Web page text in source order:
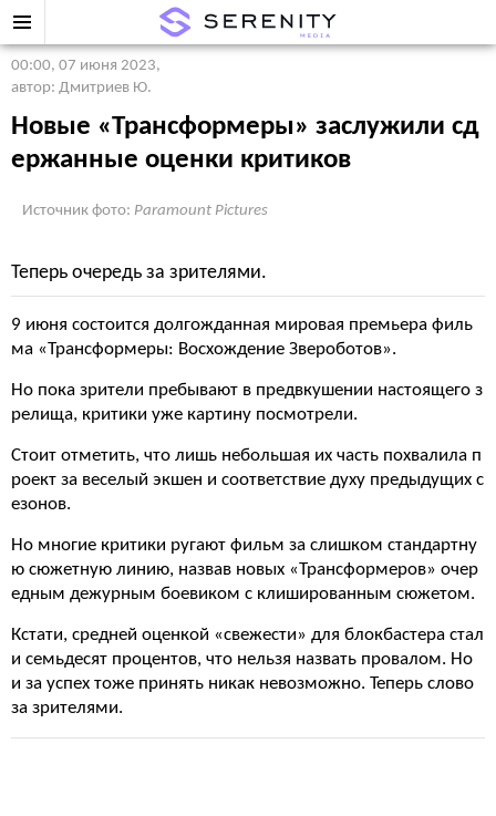
00:00, 07 июня 2023,
автор: Дмитриев Ю.
Новые «Трансформеры» заслужили сд
ержанные оценки критиков
Источник фото: Paramount Pictures
Теперь очередь за зрителями.
9 июня состоится долгожданная мировая премьера филь
ма «Трансформеры: Восхождение Звероботов».
Но пока зрители пребывают в предвкушении настоящего з
релища, критики уже картину посмотрели.
Стоит отметить, что лишь небольшая их часть похвалила п
роект за веселый экшен и соответствие духу предыдущих с
езонов.
Но многие критики ругают фильм за слишком стандартну
ю сюжетную линию, назвав новых «Трансформеров» очер
едным дежурным боевиком с клишированным сюжетом.
Кстати, средней оценкой «свежести» для блокбастера стал
и семьдесят процентов, что нельзя назвать провалом. Но
и за успех тоже принять никак невозможно. Теперь слово
за зрителями.